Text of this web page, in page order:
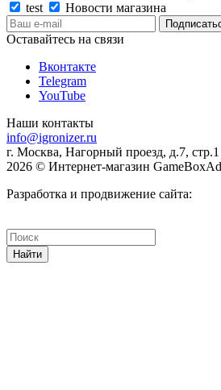
test
Новости магазина
Оставайтесь на связи
Вконтакте
Telegram
YouTube
Наши контакты
info@igronizer.ru
г. Москва, Нагорный проезд, д.7, стр.1
2026 © Интернет-магазин
Разработка и продвижение сайта:
Найти